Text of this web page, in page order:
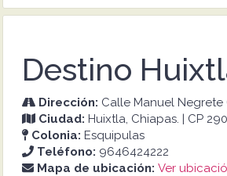
Destino
Dirección: Calle Manuel Negrete
Ciudad: Huixtla, Chiapas. | CP
Colonia: Esquipulas
Teléfono: 9646424222
Mapa de ubicación: Ver